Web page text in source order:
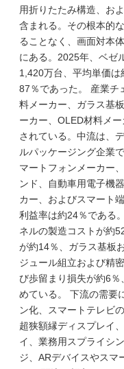
用折りたたみ構造、お
含まれる。その根本的
ることなく、画面対本
にある。2025年、ベゼ
1,420万台、平均単価
87％であった。 産業チ
料メーカー、ガラス基
ーカー、OLED材料メ
されている。中流は、
ルパッケージング企業
マートフォンメーカー
ンド、自動車用電子機
カー、およびスマート
利益率は約24％である
ネルの製造コストが約
が約14％、ガラス基板
ジュール組立および精
び歩留まり損失が約6
めている。 下流の需要
ン化、スマートテレビ
超狭額縁ディスプレイ
イ、業務用スプライシ
ジ、ARデバイスやスマ